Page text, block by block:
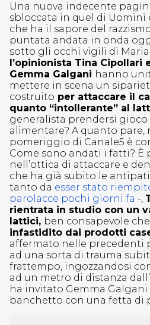
Una nuova indecente
sbloccata in quel di Uomini
che ha il sapore del
puntata andata in onda
sotto gli occhi vigili di
l’opinionista Tina Cipollari
Gemma Galgani hanno
mettere in scena un
costruito per attaccare il
quanto “intollerante” al
generalista prendersi
alimentare? A quanto pare,
pomeriggio di Canale5 è
Come sono andati i fatti? È
nell’ottica di attaccare e
che ha già subito le
tanto da esser stato
parolacce pochi giorni fa -,
rientrata in studio con un
lattici, ben consapevole che
infastidito dai prodotti
affermato nelle precedenti
ad una sorta di trauma
frattempo, ingozzandosi
ad un metro di distanza
ha invitato Gemma
banchetto con una fetta di